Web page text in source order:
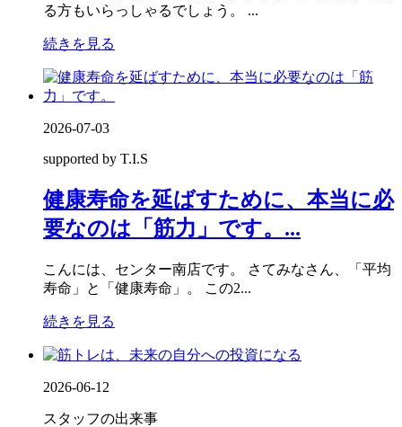
る方もいらっしゃるでしょう。 ...
続きを見る
2026-07-03
supported by T.I.S
健康寿命を延ばすために、本当に必
要なのは「筋力」です。...
こんには、センター南店です。 さてみなさん、「平均
寿命」と「健康寿命」。 この2...
続きを見る
2026-06-12
スタッフの出来事